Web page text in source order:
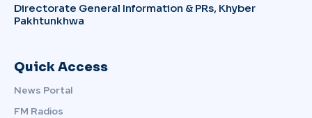
Directorate General Information & PRs, Khyber
Pakhtunkhwa
Quick Access
News Portal
FM Radios